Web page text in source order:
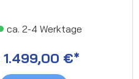
ca. 2-4 Werktage
1.499,00 €*